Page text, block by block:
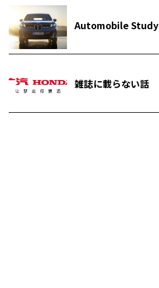
Automobile Study
雑誌に載らない話